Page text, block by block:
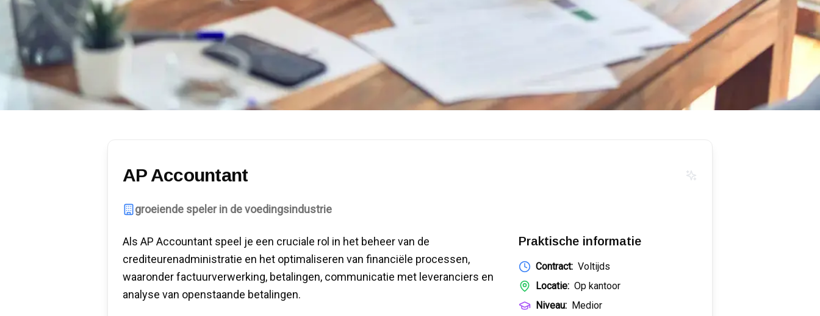
AP Accountant
groeiende speler in de voedingsindustrie
Als AP Accountant speel je een cruciale rol in het beheer van de
crediteurenadministratie en het optimaliseren van financiële processen,
waaronder factuurverwerking, betalingen, communicatie met leveranciers en
analyse van openstaande betalingen.
Praktische informatie
Contract: Voltijds
Locatie: Op kantoor
Niveau: Medior